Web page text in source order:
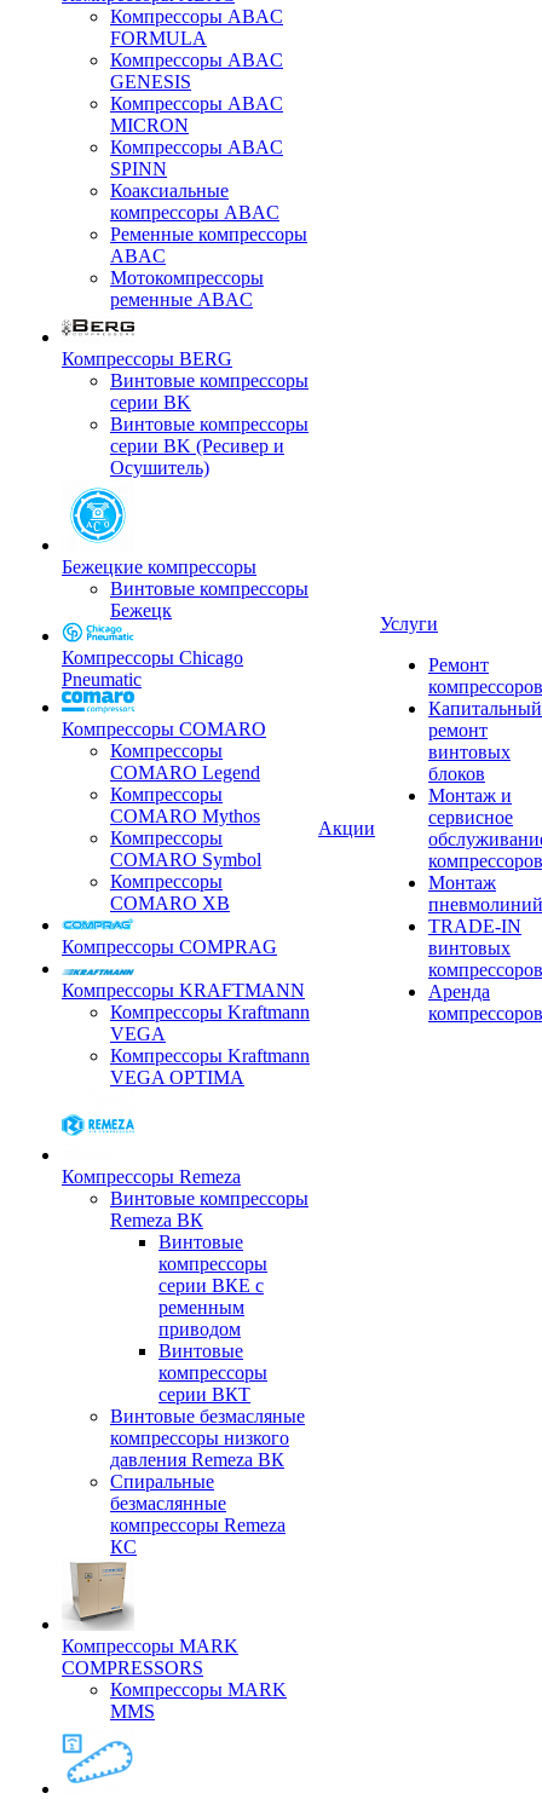
Компрессоры ABAC
FORMULA
Компрессоры ABAC
GENESIS
Компрессоры ABAC
MICRON
Компрессоры ABAC
SPINN
Коаксиальные
компрессоры ABAC
Ременные компрессоры
ABAC
Мотокомпрессоры
ременные ABAC
Компрессоры BERG
Винтовые компрессоры
серии BK
Винтовые компрессоры
серии BK (Ресивер и
Осушитель)
Бежецкие компрессоры
Винтовые компрессоры
Бежецк
Компрессоры Chicago
Pneumatic
Компрессоры COMARO
Компрессоры
COMARO Legend
Компрессоры
COMARO Mythos
Компрессоры
COMARO Symbol
Компрессоры
COMARO XB
Компрессоры COMPRAG
Компрессоры KRAFTMANN
Компрессоры Kraftmann
VEGA
Компрессоры Kraftmann
VEGA OPTIMA
Компрессоры Remeza
Винтовые компрессоры
Remeza ВК
Винтовые
компрессоры
серии ВКЕ с
ременным
приводом
Винтовые
компрессоры
серии ВКТ
Винтовые безмасляные
компрессоры низкого
давления Remeza ВК
Спиральные
безмаслянные
компрессоры Remeza
КС
Компрессоры MARK
COMPRESSORS
Компрессоры MARK
MMS
Акции
Услуги
Ремонт
компрессоров
Капитальный
ремонт
винтовых
блоков
Монтаж и
сервисное
компрессоров
Монтаж
пневмолиний
TRADE-IN
винтовых
компрессоров
Аренда
компрессоров